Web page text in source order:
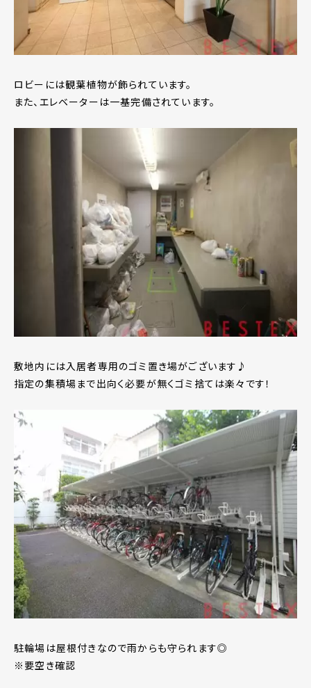
ロビーには観葉植物が飾られています。
また、エレベーターは一基完備されています。
敷地内には入居者専用のゴミ置き場がございます♪
指定の集積場まで出向く必要が無くゴミ捨ては楽々です！
駐輪場は屋根付きなので雨からも守られます◎
※要空き確認